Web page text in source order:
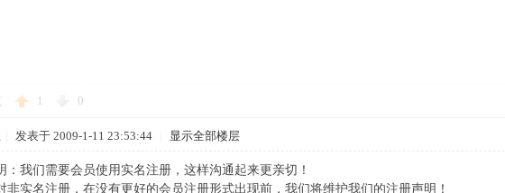
1 0
发表于 2009-1-11 23:53:44 显示全部楼层
：我们需要会员使用实名注册，这样沟通起来更亲切！
非实名注册，在没有更好的会员注册形式出现前，我们将维护我们的注册声明！